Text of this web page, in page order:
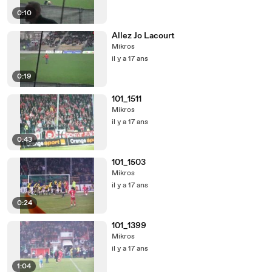
0:10
0:19
Allez Jo Lacourt
Mikros
il y a 17 ans
0:43
101_1511
Mikros
il y a 17 ans
0:24
101_1503
Mikros
il y a 17 ans
1:04
101_1399
Mikros
il y a 17 ans